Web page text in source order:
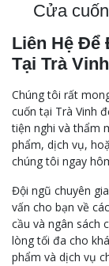
Cửa
Liên Hệ Để
Tại Trà Vinh
Chúng tôi rất
cuốn tại Trà Vinh
tiện nghi và thẩm
phẩm, dịch vụ,
chúng tôi ngay
Đội ngũ chuyên
vấn cho bạn về
cầu và ngân sách
lòng tối đa cho
phẩm và dịch vụ